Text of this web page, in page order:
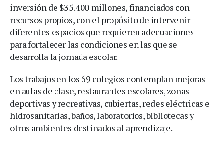
inversión de $35.400 millones, financiados con
recursos propios, con el propósito de intervenir
diferentes espacios que requieren adecuaciones
para fortalecer las condiciones en las que se
desarrolla la jornada escolar.
Los trabajos en los 69 colegios contemplan mejoras
en aulas de clase, restaurantes escolares, zonas
deportivas y recreativas, cubiertas, redes eléctricas e
hidrosanitarias, baños, laboratorios, bibliotecas y
otros ambientes destinados al aprendizaje.